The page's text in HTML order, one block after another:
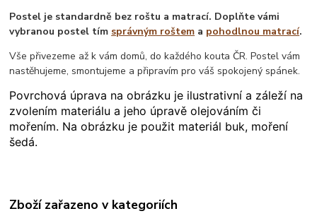
Postel je standardně bez roštu a matrací. Doplňte vámi
vybranou postel tím správným roštem a pohodlnou matrací.
Vše přivezeme až k vám domů, do každého kouta ČR. Postel vám
nastěhujeme, smontujeme a připravím pro váš spokojený spánek.
Povrchová úprava na obrázku je ilustrativní a záleží na
zvolením materiálu a jeho úpravě olejováním či
mořením. Na obrázku je použit materiál buk, moření
šedá.
Zboží zařazeno v kategoriích